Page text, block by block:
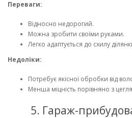
Переваги:
Відносно недорогий.
Можна зробити своїми руками.
Легко адаптується до схилу
Недоліки:
Потребує якісної обробки від
Менша міцність порівняно з
5. Гараж-